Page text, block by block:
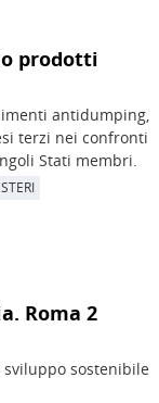
prodotti
antidumping,
terzi nei confronti
Stati membri.
Roma 2
sostenibile